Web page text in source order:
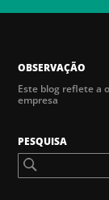
OBSERVAÇÃO
Este blog reflete a
empresa
PESQUISA